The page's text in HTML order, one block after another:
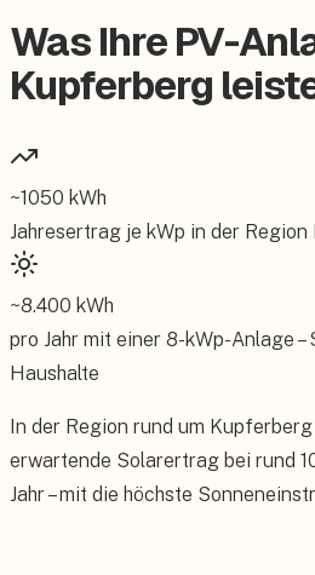
Was Ihre PV-
Kupferberg
~1050 kWh
Jahresertrag je kWp in der Region
~8.400 kWh
pro Jahr mit einer 8-kWp-Anlage –
Haushalte
In der Region rund um
erwartende Solarertrag bei rund
Jahr – mit die höchste